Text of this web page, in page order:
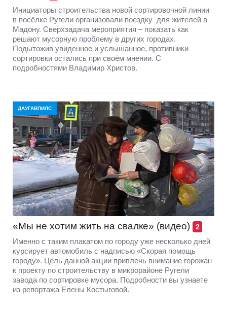
Инициаторы строительства новой сортировочной линии
в посёлке Ругели организовали поездку для жителей в
Мадону. Сверхзадача мероприятия – показать как
решают мусорную проблему в других городах.
Подытожив увиденное и услышанное, противники
сортировки остались при своём мнении. С
подробностями Владимир Христов.
ДАУГАВПИЛС
«Мы не хотим жить на свалке» (видео) 2
Именно с таким плакатом по городу уже несколько дней
курсирует автомобиль с надписью «Скорая помощь
городу». Цель данной акции привлечь внимание горожан
к проекту по строительству в микрорайоне Ругели
завода по сортировке мусора. Подробности вы узнаете
из репортажа Елены Костыговой.